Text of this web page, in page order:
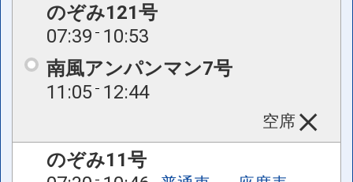
のぞみ121号
07:39 10:53
南風アンパンマン7号
11:05 12:44
空席
のぞみ11号